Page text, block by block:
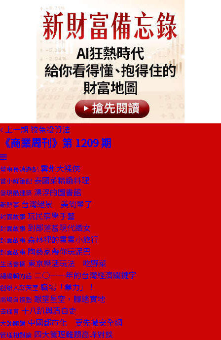
上一期 狡兔投資法
《商業周刊》第 1209 期
董事長嬉遊記 雲州大裸俠
嘗小鮮筆記 泰國菜精緻料理
發現酷建築 漂浮的圖書館
新鮮事 台灣絕景 美到暈了
封面故事 玩民宿學手藝
封面故事 到部落當現代織女
封面故事 森林裡的畫畫小旅行
封面故事 陶藝家帶你玩泥巴
生活書摘 東京樂活玩法 吃野菜
總編輯的話 二○一一年的台灣經濟關鍵字
創辦人聊天室 職場「業力」！
商場自慢塾 眼望星空，腳踏實地
去梯言 十八趴與清白吏
大師開講 中國都市化 要先撒安全網
管理相對論 四大管理難題高峰對談